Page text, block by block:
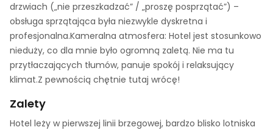
drzwiach („nie przeszkadzać” / „proszę posprzątać”) –
obsługa sprzątająca była niezwykle dyskretna i
profesjonalna. ​Kameralna atmosfera: Hotel jest stosunkowo
nieduży, co dla mnie było ogromną zaletą. Nie ma tu
przytłaczających tłumów, panuje spokój i relaksujący
klimat. ​Z pewnością chętnie tutaj wrócę!
Zalety
Hotel leży w pierwszej linii brzegowej, bardzo blisko lotniska